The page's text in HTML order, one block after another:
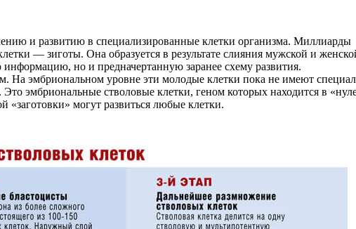
и развитию в специализированные клетки организма. Миллиарды
— зиготы. Она образуется в результате слияния мужской и
информацию, но и предначертанную заранее схему развития.
На эмбриональном уровне эти молодые клетки пока не имеют
эмбриональные стволовые клетки, геном которых находится в
«заготовки» могут развиться любые клетки.